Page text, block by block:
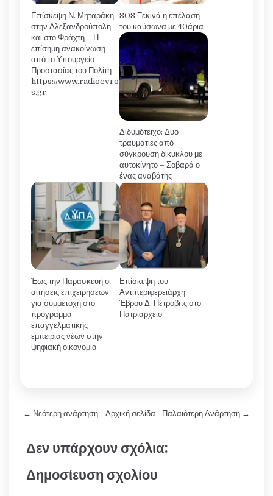
Επίσκεψη Ν. Μηταράκη
στην Αλεξανδρούπολη
και στο Φράχτη – Η
επίσημη ανακοίνωση
από το Υπουργείο
Προστασίας του Πολίτη
https://www.radioevro
s.gr
SOS Ξεκινά η επέλαση
του καύσωνα με 40άρια
Διδυμότειχο: Δύο
τραυματίες από
σύγκρουση δίκυκλου με
αυτοκίνητο – Σοβαρά ο
ένας αναβάτης
Έως την Παρασκευή οι
αιτήσεις επιχειρήσεων
για συμμετοχή στο
πρόγραμμα
επαγγελματικής
εμπειρίας νέων στην
ψηφιακή οικονομία
Επίσκεψη του
Αντιπεριφερειάρχη
Έβρου Δ. Πέτροβιτς στο
Πατριαρχείο
← Νεότερη ανάρτηση Παλαιότερη Ανάρτηση →
Αρχική σελίδα
Δεν υπάρχουν σχόλια:
Δημοσίευση σχολίου